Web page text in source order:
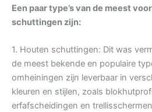
Een paar type’s van de meest
schuttingen zijn:
1. Houten schuttingen: Dit was
de meest bekende en populaire
omheiningen zijn leverbaar in
kleuren en stijlen, zoals
erfafscheidingen en